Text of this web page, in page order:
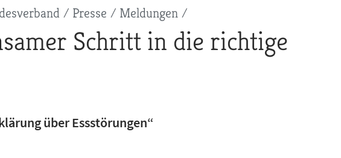
Presse Meldungen
Schritt in die richtige
über Essstörungen“